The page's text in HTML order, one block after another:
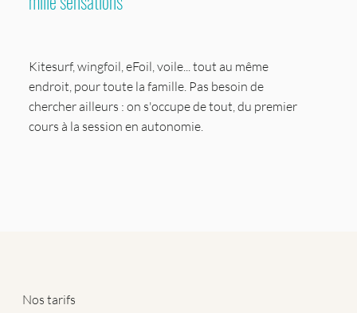
Kitesurf, wingfoil, eFoil, voile... tout au même
endroit, pour toute la famille. Pas besoin de
chercher ailleurs : on s'occupe de tout, du premier
cours à la session en autonomie.
Nos tarifs